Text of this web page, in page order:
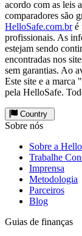
acordo com as leis
comparadores são
HelloSafe.com.bré
profissionais. As
estejam sendo
encontradas nos
sem garantias. Ao
Este site e a marca "
pela HelloSafe.
Country
Sobre nós
Sobre a
Trabalhe
Imprensa
Metodologia
Parceiros
Blog
Guias de finanças